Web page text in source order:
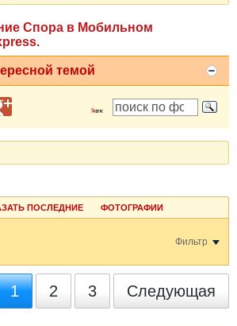
Спора в Мобильном
темой
ПОСЛЕДНИЕ ФОТОГРАФИИ
Фильтр
1 2 3 Следующая